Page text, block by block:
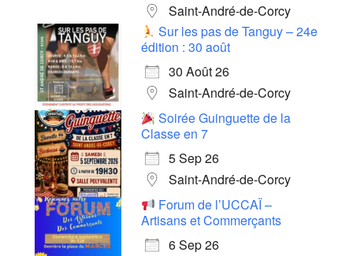
Saint-André-de-Corcy
Sur les pas de Tanguy – 24e
édition : 30 août
30 Août 26
Saint-André-de-Corcy
Soirée Guinguette de la
Classe en 7
5 Sep 26
Saint-André-de-Corcy
Forum de l’UCCAÏ –
Artisans et Commerçants
6 Sep 26